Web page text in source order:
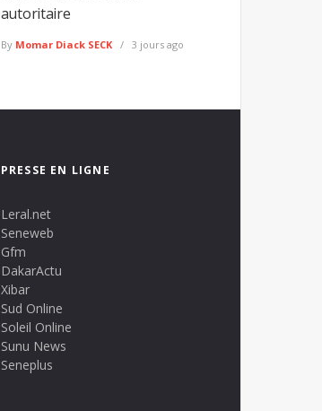
autoritaire
By Momar Diack SECK 3 jours ago
PRESSE EN LIGNE
Leral.net
Seneweb
Gfm
DakarActu
Xibar
Sud Online
Soleil Online
Sunu News
Seneplus